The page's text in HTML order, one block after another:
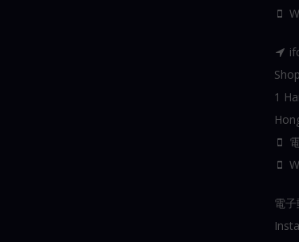
1
電子